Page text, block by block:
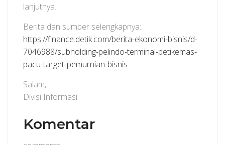
lanjutnya.
Berita dan sumber selengkapnya:
https://finance.detik.com/berita-ekonomi-bisnis/d-
7046988/subholding-pelindo-terminal-petikemas-
pacu-target-pemurnian-bisnis
Salam,
Divisi Informasi
Komentar